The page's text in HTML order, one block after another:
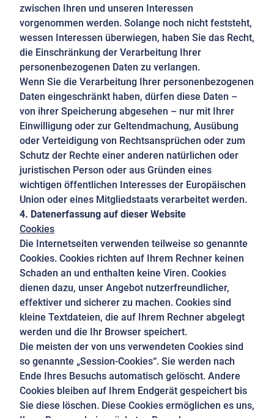
zwischen Ihren und unseren Interessen
vorgenommen werden. Solange noch nicht feststeht,
wessen Interessen überwiegen, haben Sie das Recht,
die Einschränkung der Verarbeitung Ihrer
personenbezogenen Daten zu verlangen.
Wenn Sie die Verarbeitung Ihrer personenbezogenen
Daten eingeschränkt haben, dürfen diese Daten –
von ihrer Speicherung abgesehen – nur mit Ihrer
Einwilligung oder zur Geltendmachung, Ausübung
oder Verteidigung von Rechtsansprüchen oder zum
Schutz der Rechte einer anderen natürlichen oder
juristischen Person oder aus Gründen eines
wichtigen öffentlichen Interesses der Europäischen
Union oder eines Mitgliedstaats verarbeitet werden.
4. Datenerfassung auf dieser Website
Cookies
Die Internetseiten verwenden teilweise so genannte
Cookies. Cookies richten auf Ihrem Rechner keinen
Schaden an und enthalten keine Viren. Cookies
dienen dazu, unser Angebot nutzerfreundlicher,
effektiver und sicherer zu machen. Cookies sind
kleine Textdateien, die auf Ihrem Rechner abgelegt
werden und die Ihr Browser speichert.
Die meisten der von uns verwendeten Cookies sind
so genannte „Session-Cookies“. Sie werden nach
Ende Ihres Besuchs automatisch gelöscht. Andere
Cookies bleiben auf Ihrem Endgerät gespeichert bis
Sie diese löschen. Diese Cookies ermöglichen es uns,